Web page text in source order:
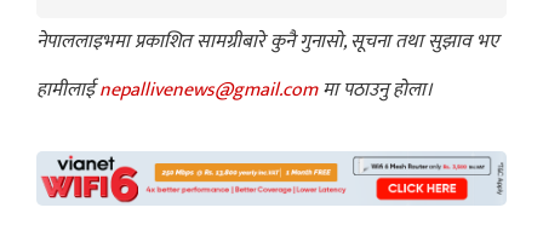
नेपाललाइभमा प्रकाशित सामग्रीबारे कुनै गुनासो, सूचना तथा सुझाव भए
हामीलाईnepallivenews@gmail.comमा पठाउनु होला।